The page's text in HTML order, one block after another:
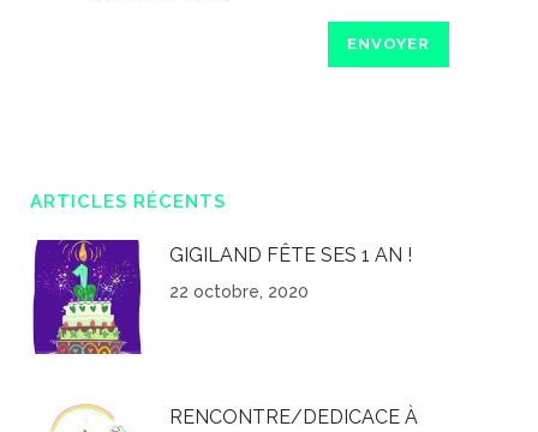
ARTICLES RÉCENTS
GIGILAND FÊTE SES 1 AN !
22 octobre, 2020
RENCONTRE/DEDICACE À